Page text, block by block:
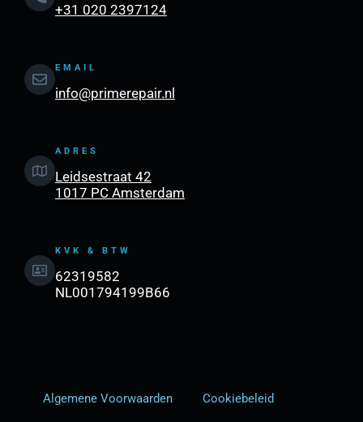
+31 020 2397124
EMAIL
info@primerepair.nl
ADRES
Leidsestraat 42
1017 PC Amsterdam
KVK & BTW
62319582
NL001794199B66
Algemene Voorwaarden Cookiebeleid